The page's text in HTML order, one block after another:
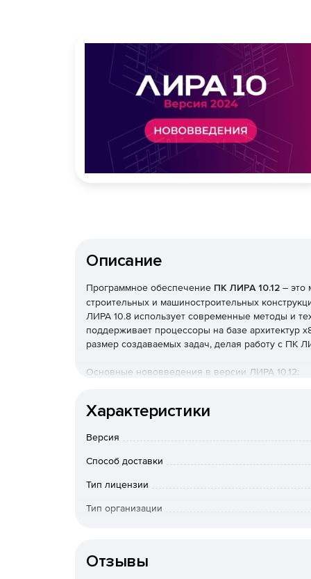
Описание
Программное обеспечение ПК ЛИРА 10.12 – это
строительных и машиностроительных
ЛИРА 10.8 использует современные методы и
поддерживает процессоры на базе архитектур
размер создаваемых задач, делая работу с ПК
Основные нововведения в версии ЛИРА 10.12:
через дерево проверок. Результаты
Добавлена возможность учета арматурных
Характеристики
Версия
Способ доставки
Тип лицензии
Тип организации
Отзывы